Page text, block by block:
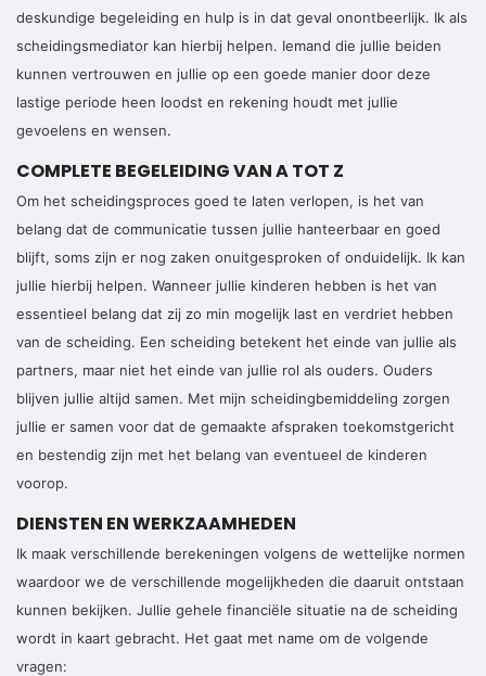
deskundige begeleiding en hulp is in dat geval onontbeerlijk. Ik als
scheidingsmediator kan hierbij helpen. Iemand die jullie beiden
kunnen vertrouwen en jullie op een goede manier door deze
lastige periode heen loodst en rekening houdt met jullie
gevoelens en wensen.
COMPLETE BEGELEIDING VAN A TOT Z
Om het scheidingsproces goed te laten verlopen, is het van
belang dat de communicatie tussen jullie hanteerbaar en goed
blijft, soms zijn er nog zaken onuitgesproken of onduidelijk. Ik kan
jullie hierbij helpen. Wanneer jullie kinderen hebben is het van
essentieel belang dat zij zo min mogelijk last en verdriet hebben
van de scheiding. Een scheiding betekent het einde van jullie als
partners, maar niet het einde van jullie rol als ouders. Ouders
blijven jullie altijd samen. Met mijn scheidingbemiddeling zorgen
jullie er samen voor dat de gemaakte afspraken toekomstgericht
en bestendig zijn met het belang van eventueel de kinderen
voorop.
DIENSTEN EN WERKZAAMHEDEN
Ik maak verschillende berekeningen volgens de wettelijke normen
waardoor we de verschillende mogelijkheden die daaruit ontstaan
kunnen bekijken. Jullie gehele financiële situatie na de scheiding
wordt in kaart gebracht. Het gaat met name om de volgende
vragen: